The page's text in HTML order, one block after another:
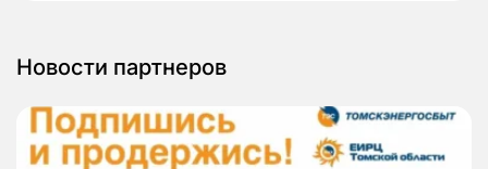
Новости партнеров